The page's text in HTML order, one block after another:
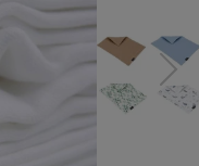
nasledujúci